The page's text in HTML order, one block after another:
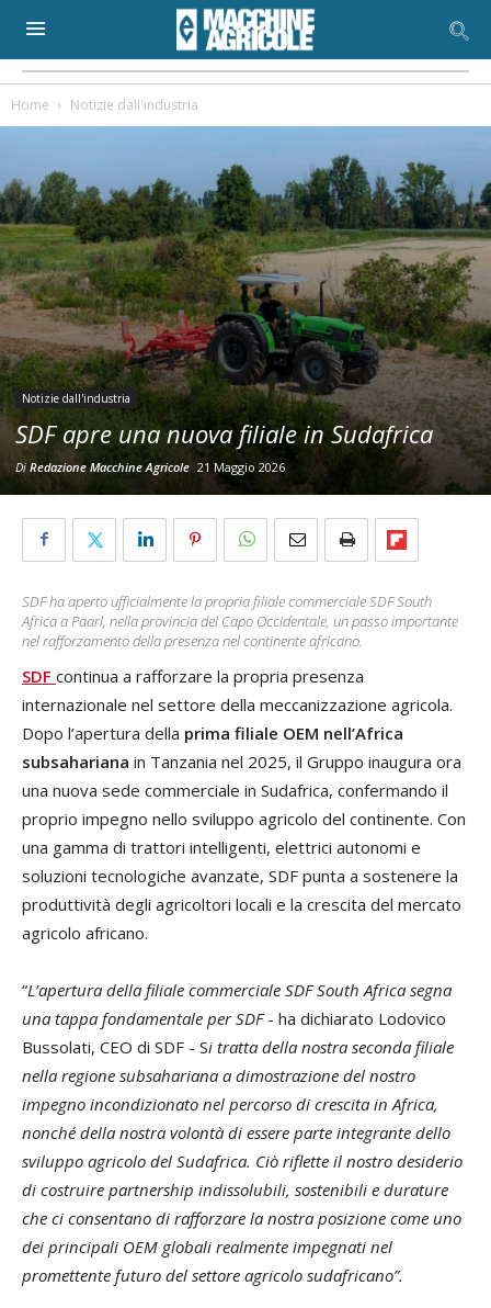
Home Notizie dall'industria
Notizie dall'industria
SDF apre una nuova filiale in Sudafrica
Di Redazione Macchine Agricole 21 Maggio 2026
SDF ha aperto ufficialmente la propria filiale commerciale SDF South
Africa a Paarl, nella provincia del Capo Occidentale, un passo importante
nel rafforzamento della presenza nel continente africano.
SDF continua a rafforzare la propria presenza
internazionale nel settore della meccanizzazione agricola.
Dopo l’apertura della prima filiale OEM nell’Africa
subsahariana in Tanzania nel 2025, il Gruppo inaugura ora
una nuova sede commerciale in Sudafrica, confermando il
proprio impegno nello sviluppo agricolo del continente. Con
una gamma di trattori intelligenti, elettrici autonomi e
soluzioni tecnologiche avanzate, SDF punta a sostenere la
produttività degli agricoltori locali e la crescita del mercato
agricolo africano.
“L’apertura della filiale commerciale SDF South Africa segna
una tappa fondamentale per SDF- ha dichiarato Lodovico
Bussolati, CEO di SDF - Si tratta della nostra seconda filiale
nella regione subsahariana a dimostrazione del nostro
impegno incondizionato nel percorso di crescita in Africa,
nonché della nostra volontà di essere parte integrante dello
sviluppo agricolo del Sudafrica. Ciò riflette il nostro desiderio
di costruire partnership indissolubili, sostenibili e durature
che ci consentano di rafforzare la nostra posizione come uno
dei principali OEM globali realmente impegnati nel
promettente futuro del settore agricolo sudafricano”.